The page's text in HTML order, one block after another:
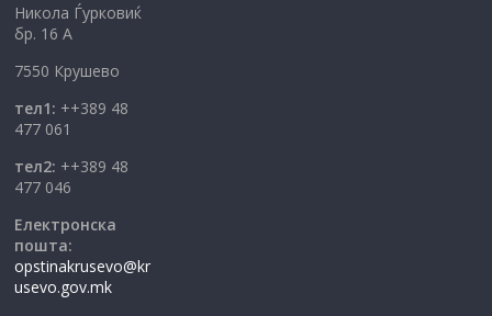
Никола Ѓурковиќ
бр. 16 А
7550 Крушево
тел1: ++389 48
477 061
тел2: ++389 48
477 046
Електронска
пошта:
opstinakrusevo@kr
usevo.gov.mk